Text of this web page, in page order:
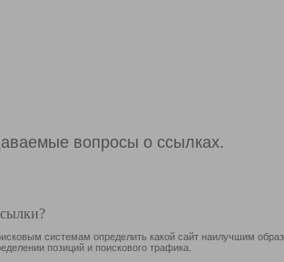
вопросы о ссылках.
системам определить какой сайт наилучшим
позиций и поискового трафика.